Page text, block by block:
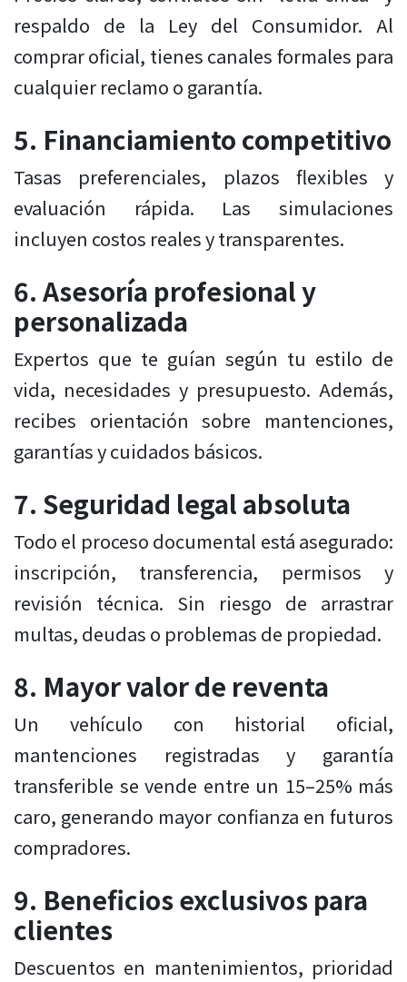
respaldo de la Ley del Consumidor. Al
comprar oficial, tienes canales formales para
cualquier reclamo o garantía.
5. Financiamiento competitivo
Tasas preferenciales, plazos flexibles y
evaluación rápida. Las simulaciones
incluyen costos reales y transparentes.
6. Asesoría profesional y
personalizada
Expertos que te guían según tu estilo de
vida, necesidades y presupuesto. Además,
recibes orientación sobre mantenciones,
garantías y cuidados básicos.
7. Seguridad legal absoluta
Todo el proceso documental está asegurado:
inscripción, transferencia, permisos y
revisión técnica. Sin riesgo de arrastrar
multas, deudas o problemas de propiedad.
8. Mayor valor de reventa
Un vehículo con historial oficial,
mantenciones registradas y garantía
transferible se vende entre un 15–25% más
caro, generando mayor confianza en futuros
compradores.
9. Beneficios exclusivos para
clientes
Descuentos en mantenimientos, prioridad